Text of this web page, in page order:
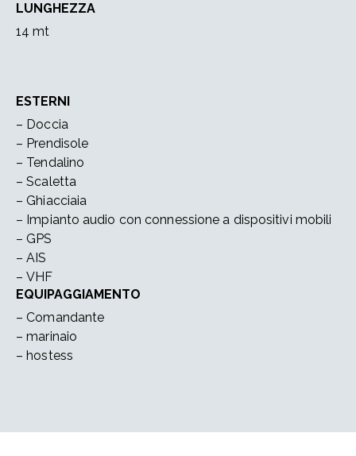
LUNGHEZZA
14 mt
ESTERNI
– Doccia
– Prendisole
– Tendalino
– Scaletta
– Ghiacciaia
– Impianto audio con connessione a dispositivi mobili
– GPS
– AIS
– VHF
EQUIPAGGIAMENTO
– Comandante
– marinaio
– hostess